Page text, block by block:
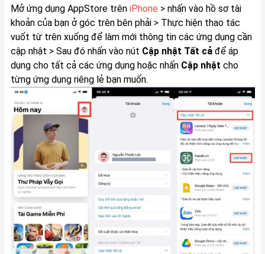
Mở ứng dụng AppStore trên iPhone > nhấn vào hồ sơ tài
khoản của bạn ở góc trên bên phải > Thực hiện thao tác
vuốt từ trên xuống để làm mới thông tin các ứng dụng cần
cập nhật > Sau đó nhấn vào nút Cập nhật Tất cảđể áp
dụng cho tất cả các ứng dụng hoặc nhấn Cập nhật cho
từng ứng dụng riêng lẻ bạn muốn.